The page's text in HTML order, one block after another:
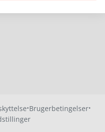
·Brugerbetingelser·